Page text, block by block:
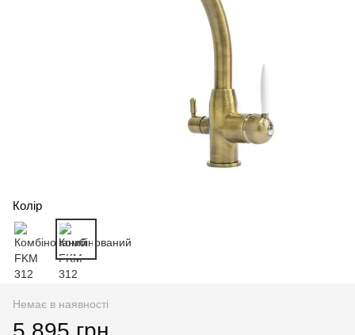
Колір
Немає в наявності